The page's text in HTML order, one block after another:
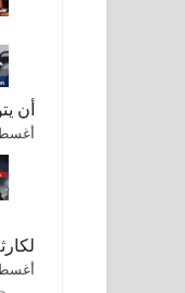
أن
أغسطس
أغسطس